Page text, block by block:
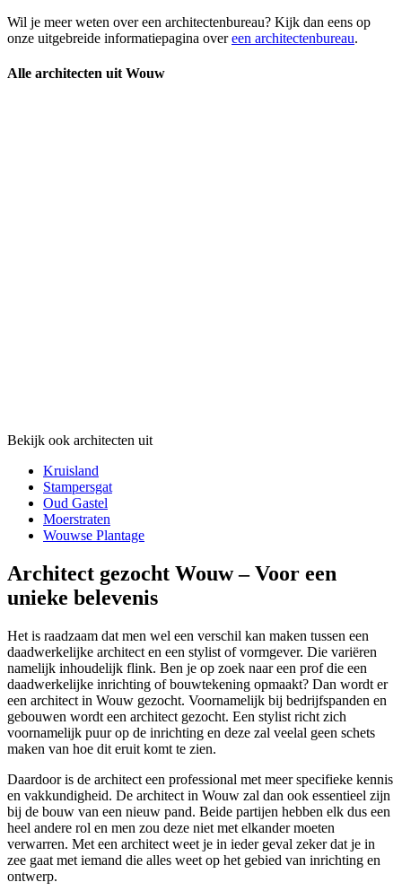
Wil je meer weten over een architectenbureau? Kijk dan eens op
onze uitgebreide informatiepagina overeen architectenbureau.
Alle architecten uit Wouw
Bekijk ook architecten uit
Kruisland
Stampersgat
Oud Gastel
Moerstraten
Wouwse Plantage
Architect gezocht Wouw – Voor een
unieke belevenis
Het is raadzaam dat men wel een verschil kan maken tussen een
daadwerkelijke architect en een stylist of vormgever. Die variëren
namelijk inhoudelijk flink. Ben je op zoek naar een prof die een
daadwerkelijke inrichting of bouwtekening opmaakt? Dan wordt er
een architect in Wouw gezocht. Voornamelijk bij bedrijfspanden en
gebouwen wordt een architect gezocht. Een stylist richt zich
voornamelijk puur op de inrichting en deze zal veelal geen schets
maken van hoe dit eruit komt te zien.
Daardoor is de architect een professional met meer specifieke kennis
en vakkundigheid. De architect in Wouw zal dan ook essentieel zijn
bij de bouw van een nieuw pand. Beide partijen hebben elk dus een
heel andere rol en men zou deze niet met elkander moeten
verwarren. Met een architect weet je in ieder geval zeker dat je in
zee gaat met iemand die alles weet op het gebied van inrichting en
ontwerp.